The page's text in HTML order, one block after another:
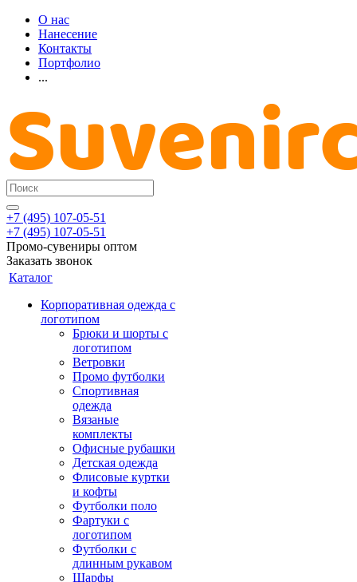
О нас
Нанесение
Контакты
Портфолио
...
+7 (495) 107-05-51
+7 (495) 107-05-51
Промо-сувениры оптом
Заказать звонок
Каталог
Корпоративная одежда с
логотипом
Брюки и шорты с
логотипом
Ветровки
Промо футболки
Спортивная
одежда
Вязаные
комплекты
Офисные рубашки
Детская одежда
Флисовые куртки
и кофты
Футболки поло
Фартуки с
логотипом
Футболки с
длинным рукавом
Шарфы